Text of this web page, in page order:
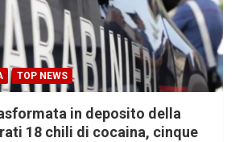
TOP NEWS
in deposito della
18 chili di cocaina, cinque